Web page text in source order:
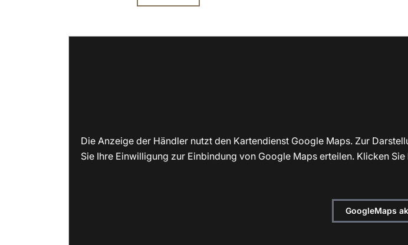
Die Anzeige der Händler nutzt den Kartendienst Google Maps. Zur
Sie Ihre Einwilligung zur Einbindung von Google Maps erteilen. Klicken
GoogleMaps